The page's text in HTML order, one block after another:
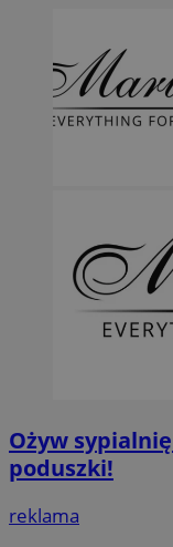
Ożyw
poduszki!
reklama